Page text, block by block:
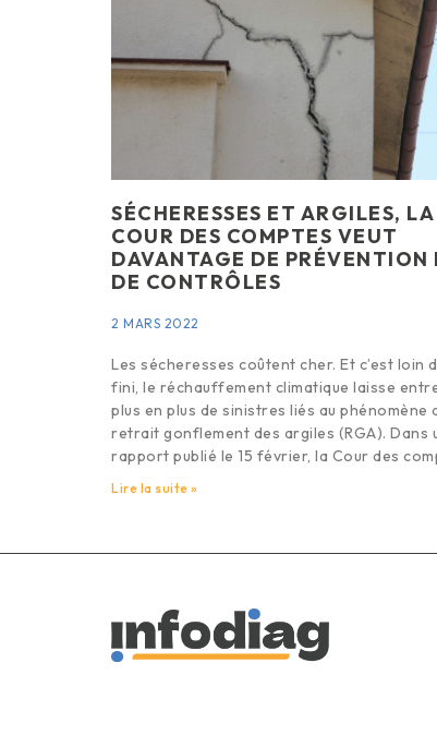
SÉCHERESSES ET ARGILES, LA
COUR DES COMPTES VEUT
DAVANTAGE DE PRÉVENTION
DE CONTRÔLES
2 MARS 2022
Les sécheresses coûtent cher. Et c’est loin
fini, le réchauffement climatique laisse
plus en plus de sinistres liés au phénomène
retrait gonflement des argiles (RGA). Dans
rapport publié le 15 février, la Cour des
Lire la suite »